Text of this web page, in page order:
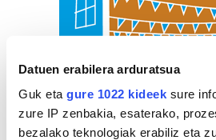
Datuen erabilera arduratsua
Guk eta gure 1022 kideek sure
zure IP zenbakia, esaterako,
bezalako teknologiak erabiliz eta